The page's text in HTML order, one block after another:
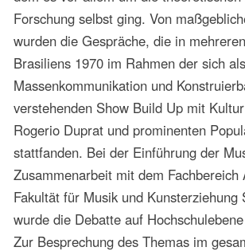
Vorangegangenes
2002. Popularmusikforschung, Kulturwissenschaft
und Musikerziehung. Internationaler Kongress
Musik, Projekte und Perspektiven. Akademie für
Kultur- und Wissenschaftswissenschaft/ISMPS.
2002. Interaktionen Kunst- und Popularmusik.
Konzert und Vortrag. Maria Brangança u.a.
S. Pedro. Kultursekretariat des Staates São
São Paulo
2003. Besprechungen in Musikinstitutionen Kubas
Cuba, Santo Domingo
2001. Besprechungen in Musikinstitutionen
Nationalbibliothek und Nationalkonservatorium.
2001. Brasil 2001.Neue Tendenzen der
und Wissenschaftswissenschaft/ISMPS. Köln